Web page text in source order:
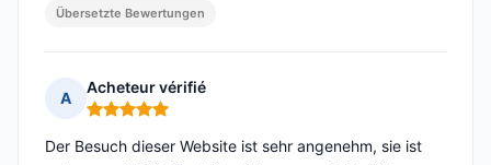
Übersetzte Bewertungen
A
Acheteur vérifié
Hinweis: 5 von 5
Der Besuch dieser Website ist sehr angenehm, sie ist